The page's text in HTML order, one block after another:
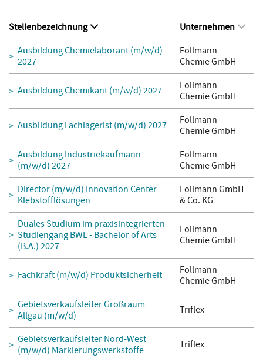
Stellenbezeichnung
Unternehmen
Ausbildung Chemielaborant (m/w/d)
2027
Follmann
Chemie GmbH
Ausbildung Chemikant (m/w/d) 2027
Follmann
Chemie GmbH
Ausbildung Fachlagerist (m/w/d) 2027
Follmann
Chemie GmbH
Ausbildung Industriekaufmann
(m/w/d) 2027
Follmann
Chemie GmbH
Director (m/w/d) Innovation Center
Klebstofflösungen
Follmann GmbH
& Co. KG
Duales Studium im praxisintegrierten
Studiengang BWL - Bachelor of Arts
(B.A.) 2027
Follmann
Chemie GmbH
Fachkraft (m/w/d) Produktsicherheit
Follmann
Chemie GmbH
Gebietsverkaufsleiter Großraum
Allgäu (m/w/d)
Triflex
Gebietsverkaufsleiter Nord-West
(m/w/d) Markierungswerkstoffe
Triflex